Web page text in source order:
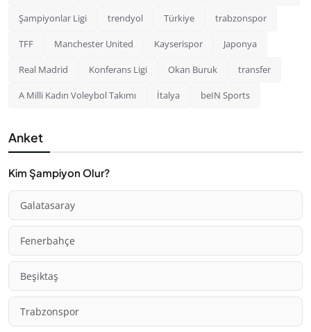
Şampiyonlar Ligi trendyol Türkiye trabzonspor
TFF Manchester United Kayserispor Japonya
Real Madrid Konferans Ligi Okan Buruk transfer
A Milli Kadın Voleybol Takımı İtalya beIN Sports
Anket
Kim Şampiyon Olur?
Galatasaray
Fenerbahçe
Beşiktaş
Trabzonspor